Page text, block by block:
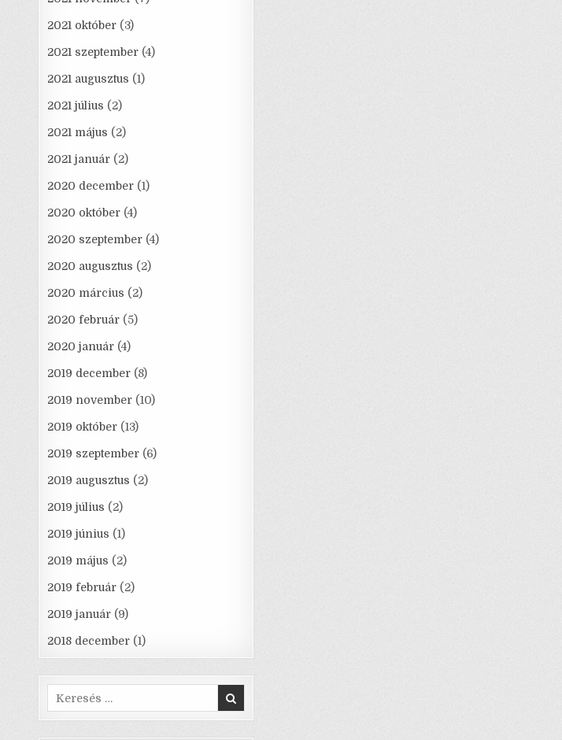
2021 október (3)
2021 szeptember (4)
2021 augusztus (1)
2021 július (2)
2021 május (2)
2021 január (2)
2020 december (1)
2020 október (4)
2020 szeptember (4)
2020 augusztus (2)
2020 március (2)
2020 február (5)
2020 január (4)
2019 december (8)
2019 november (10)
2019 október (13)
2019 szeptember (6)
2019 augusztus (2)
2019 július (2)
2019 június (1)
2019 május (2)
2019 február (2)
2019 január (9)
2018 december (1)
Search
for: